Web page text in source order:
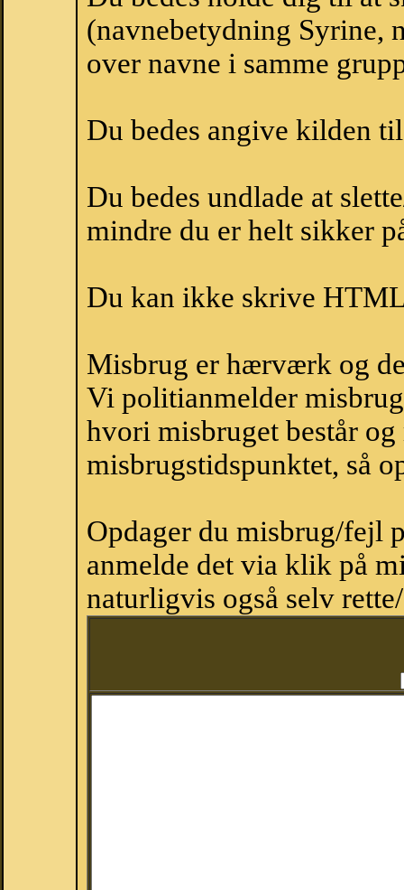
(navnebetydning Syrine,
over navne i samme
Du bedes angive kilden
Du bedes undlade at
mindre du er helt sikker
Du kan ikke skrive
Misbrug er hærværk og
Vi politianmelder
hvori misbruget består
misbrugstidspunktet, så
Opdager du misbrug/fejl
anmelde det via klik på
naturligvis også selv